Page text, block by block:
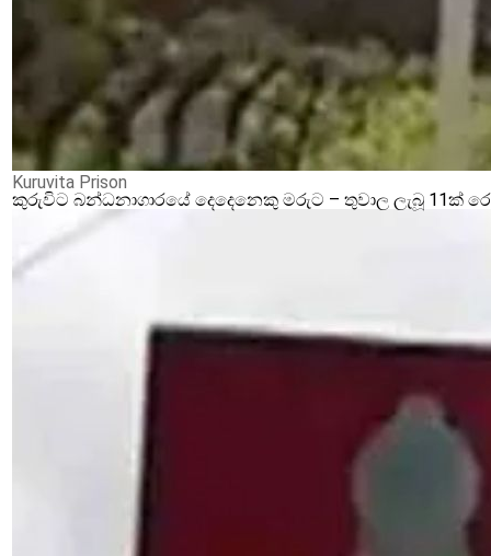
Kuruvita Prison
කුරුවිට බන්ධනාගාරයේ දෙදෙනෙකු මරුට – තුවාල ලැබූ 11ක්